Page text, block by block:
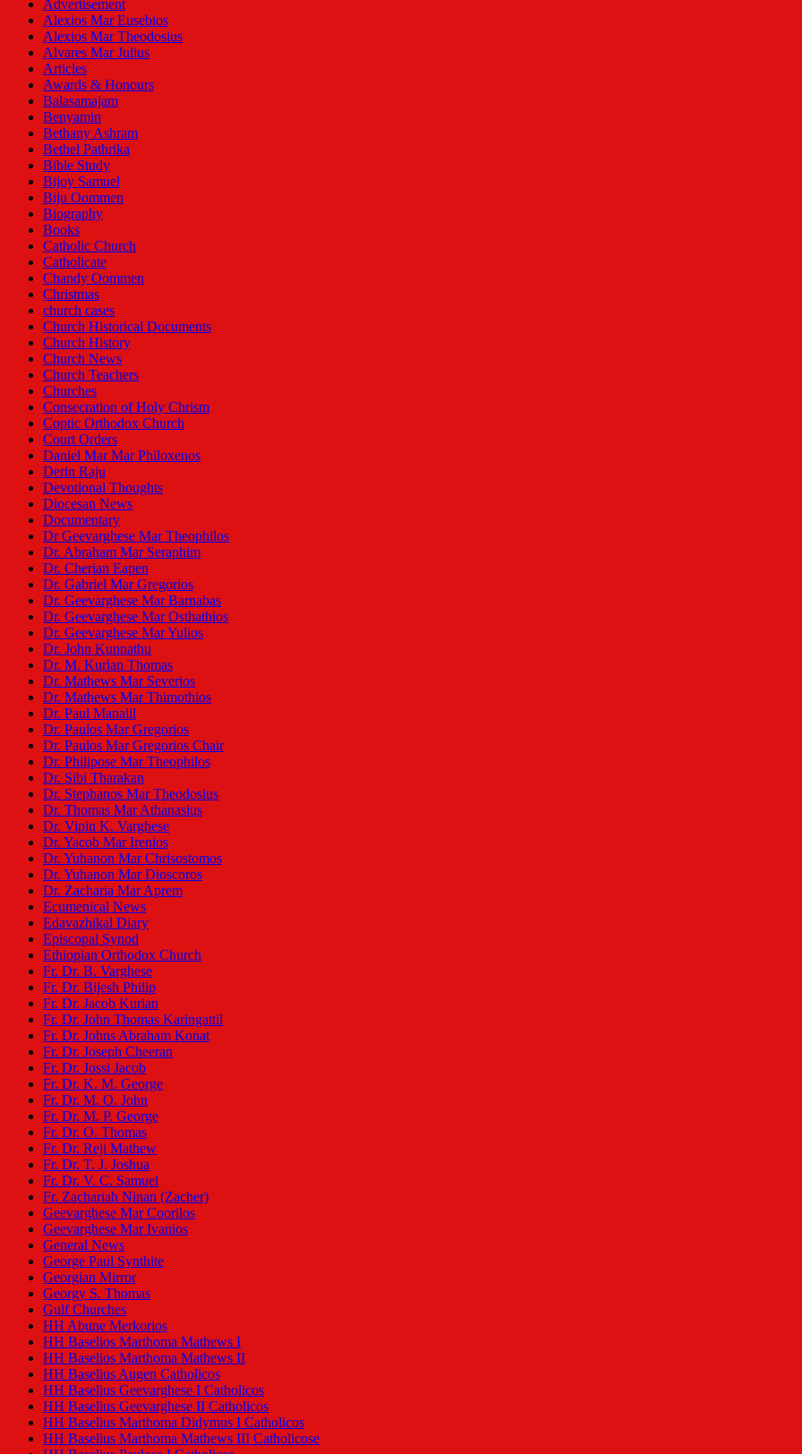
Advertisement
Alexios Mar Eusebios
Alexios Mar Theodosius
Alvares Mar Julius
Articles
Awards & Honours
Balasamajam
Benyamin
Bethany Ashram
Bethel Pathrika
Bible Study
Bijoy Samuel
Biju Oommen
Biography
Books
Catholic Church
Catholicate
Chandy Oommen
Christmas
church cases
Church Historical Documents
Church History
Church News
Church Teachers
Churches
Consecration of Holy Chrism
Coptic Orthodox Church
Court Orders
Daniel Mar Mar Philoxenos
Derin Raju
Devotional Thoughts
Diocesan News
Documentary
Dr Geevarghese Mar Theophilos
Dr. Abraham Mar Seraphim
Dr. Cherian Eapen
Dr. Gabriel Mar Gregorios
Dr. Geevarghese Mar Barnabas
Dr. Geevarghese Mar Osthathios
Dr. Geevarghese Mar Yulios
Dr. John Kunnathu
Dr. M. Kurian Thomas
Dr. Mathews Mar Severios
Dr. Mathews Mar Thimothios
Dr. Paul Manalil
Dr. Paulos Mar Gregorios
Dr. Paulos Mar Gregorios Chair
Dr. Philipose Mar Theophilos
Dr. Sibi Tharakan
Dr. Stephanos Mar Theodosius
Dr. Thomas Mar Athanasius
Dr. Vipin K. Varghese
Dr. Yacob Mar Irenios
Dr. Yuhanon Mar Chrisostomos
Dr. Yuhanon Mar Dioscoros
Dr. Zacharia Mar Aprem
Ecumenical News
Edavazhikal Diary
Episcopal Synod
Ethiopian Orthodox Church
Fr. Dr. B. Varghese
Fr. Dr. Bijesh Philip
Fr. Dr. Jacob Kurian
Fr. Dr. John Thomas Karingattil
Fr. Dr. Johns Abraham Konat
Fr. Dr. Joseph Cheeran
Fr. Dr. Jossi Jacob
Fr. Dr. K. M. George
Fr. Dr. M. O. John
Fr. Dr. M. P. George
Fr. Dr. O. Thomas
Fr. Dr. Reji Mathew
Fr. Dr. T. J. Joshua
Fr. Dr. V. C. Samuel
Fr. Zachariah Ninan (Zacher)
Geevarghese Mar Coorilos
Geevarghese Mar Ivanios
General News
George Paul Synthite
Georgian Mirror
Georgy S. Thomas
Gulf Churches
HH Abune Merkorios
HH Baselios Marthoma Mathews I
HH Baselios Marthoma Mathews II
HH Baselius Augen Catholicos
HH Baselius Geevarghese I Catholicos
HH Baselius Geevarghese II Catholicos
HH Baselius Marthoma Didymus I Catholicos
HH Baselius Marthoma Mathews III Catholicose